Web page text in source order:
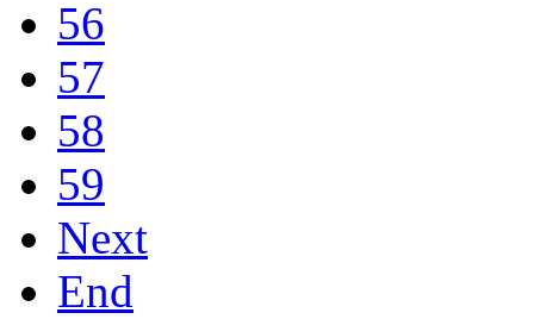
56
57
58
59
Next
End